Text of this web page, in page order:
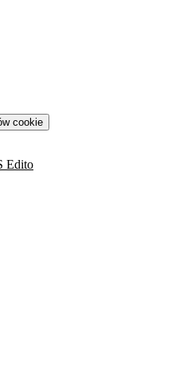
cookie
Edito